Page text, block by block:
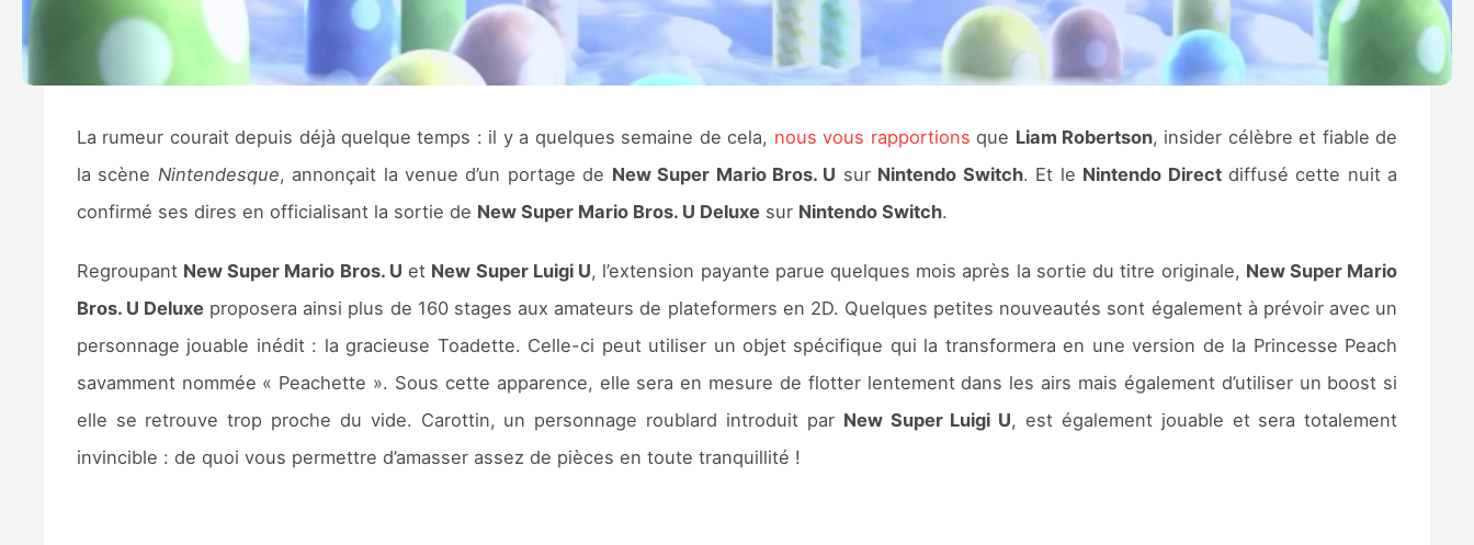
La rumeur courait depuis déjà quelque temps : il y a quelques semaine de cela, nous vous rapportions que Liam Robertson, insider célèbre et fiable de
la scène Nintendesque, annonçait la venue d’un portage de New Super Mario Bros. U sur Nintendo Switch. Et le Nintendo Directdiffusé cette nuit a
confirmé ses dires en officialisant la sortie de New Super Mario Bros. U Deluxesur Nintendo Switch.
Regroupant New Super Mario Bros. U et New Super Luigi U, l’extension payante parue quelques mois après la sortie du titre originale, New Super Mario
Bros. U Deluxe proposera ainsi plus de 160 stages aux amateurs de plateformers en 2D. Quelques petites nouveautés sont également à prévoir avec un
personnage jouable inédit : la gracieuse Toadette. Celle-ci peut utiliser un objet spécifique qui la transformera en une version de la Princesse Peach
savamment nommée « Peachette ». Sous cette apparence, elle sera en mesure de flotter lentement dans les airs mais également d’utiliser un boost si
elle se retrouve trop proche du vide. Carottin, un personnage roublard introduit par New Super Luigi U, est également jouable et sera totalement
invincible : de quoi vous permettre d’amasser assez de pièces en toute tranquillité !